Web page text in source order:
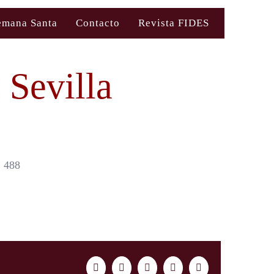
Santa Contacto Revista FIDES
Sevilla
488
FacebookTwitter LinkedInWhatsAppCorreo